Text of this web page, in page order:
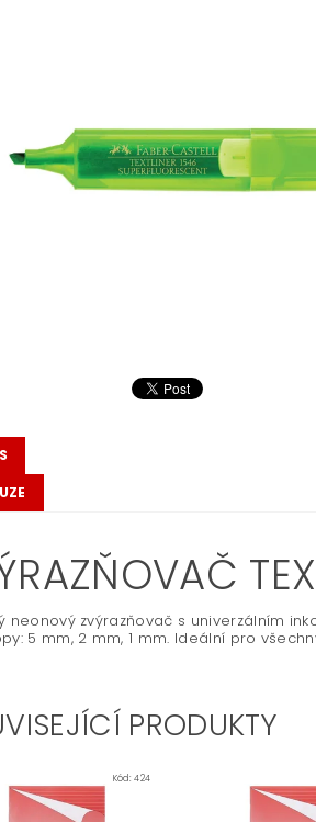
neonový zvýrazňovač s univerzálním
5 mm, 2 mm, 1 mm. Ideální pro
PRODUKTY
Kód:424